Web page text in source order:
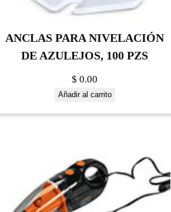
ANCLAS PARA NIVELACIÓN
DE AZULEJOS, 100 PZS
$ 0.00
Añadir al carrito